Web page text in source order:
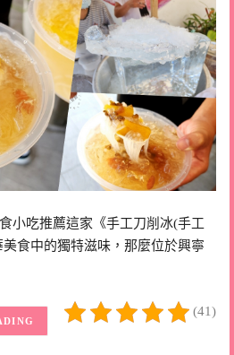
小吃推薦這家《手工刀削冰(手工
食中的獨特滋味，那麼位於興寧
(41)